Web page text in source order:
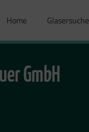
Home Glasersuche
GmbH